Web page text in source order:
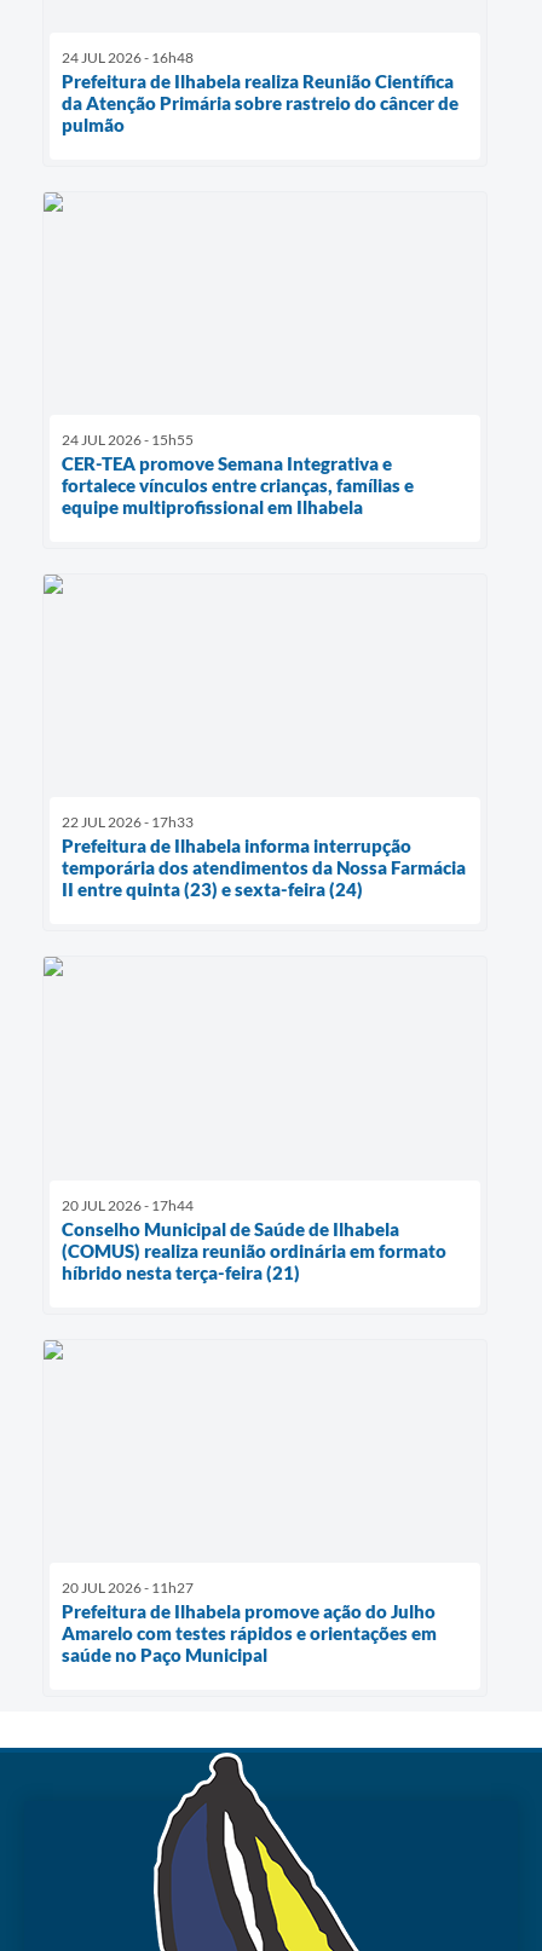
24 JUL 2026 - 16h48
Prefeitura de Ilhabela realiza Reunião Científica
da Atenção Primária sobre rastreio do câncer de
pulmão
24 JUL 2026 - 15h55
CER-TEA promove Semana Integrativa e
fortalece vínculos entre crianças, famílias e
equipe multiprofissional em Ilhabela
22 JUL 2026 - 17h33
Prefeitura de Ilhabela informa interrupção
temporária dos atendimentos da Nossa Farmácia
II entre quinta (23) e sexta-feira (24)
20 JUL 2026 - 17h44
Conselho Municipal de Saúde de Ilhabela
(COMUS) realiza reunião ordinária em formato
híbrido nesta terça-feira (21)
20 JUL 2026 - 11h27
Prefeitura de Ilhabela promove ação do Julho
Amarelo com testes rápidos e orientações em
saúde no Paço Municipal